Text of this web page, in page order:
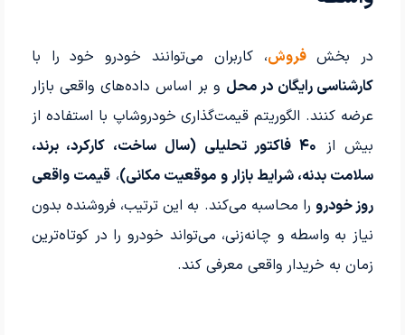
در بخشفروش، کاربران می‌توانند خودرو خود را با
کارشناسی رایگان در محل و بر اساس داده‌های واقعی بازار
عرضه کنند. الگوریتم قیمت‌گذاری خودروشاپ با استفاده از
بیش از
۴۰ فاکتور تحلیلی (سال ساخت، کارکرد، برند،
سلامت بدنه، شرایط بازار و موقعیت مکانی)،قیمت واقعی
روز خودرورا محاسبه می‌کند. به این ترتیب، فروشنده بدون
نیاز به واسطه و چانه‌زنی، می‌تواند خودرو را در کوتاه‌ترین
زمان به خریدار واقعی معرفی کند.